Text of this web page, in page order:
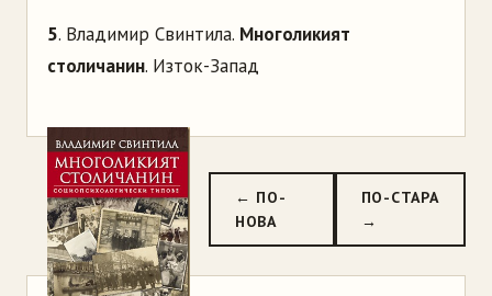
5. Владимир Свинтила. Многоликият
столичанин. Изток-Запад
← ПО-
НОВА
ПО-СТАРА
→